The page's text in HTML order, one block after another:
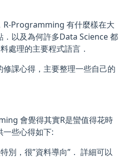
R-Programming 有什麼樣在大
．以及為何許多Data Science 都
處理的主要程式語言．
課心得，主要整理一些自己的
會覺得其實R是蠻值得花時
一些心得如下:
別，很”資料導向”． 詳細可以